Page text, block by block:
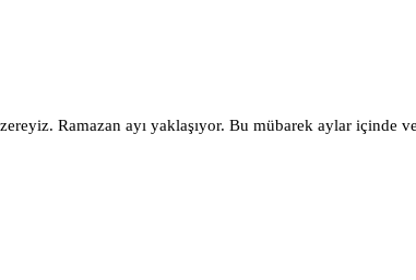
Ramazan ayı yaklaşıyor. Bu mübarek aylar